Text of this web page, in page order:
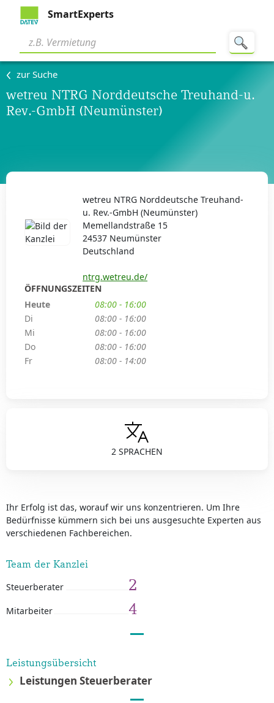
SmartExperts
zur Suche
wetreu NTRG Norddeutsche Treuhand-u.
Rev.-GmbH (Neumünster)
2 SPRACHEN
Ihr Erfolg ist das, worauf wir uns konzentrieren. Um Ihre
Bedürfnisse kümmern sich bei uns ausgesuchte Experten aus
verschiedenen Fachbereichen.
Team der Kanzlei
Steuerberater 2
Mitarbeiter 4
Leistungsübersicht
Leistungen Steuerberater
wetreu NTRG Norddeutsche Treuhand-
u. Rev.-GmbH (Neumünster)
Memellandstraße 15
24537 Neumünster
Deutschland
ntrg.wetreu.de/
ÖFFNUNGSZEITEN
Heute
08:00 - 16:00
Di
08:00 - 16:00
Mi
08:00 - 16:00
Do
08:00 - 16:00
Fr
08:00 - 14:00